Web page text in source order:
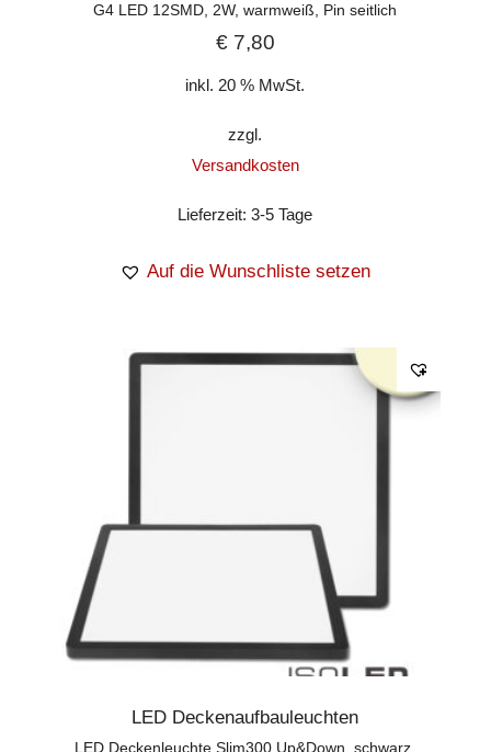
G4 LED 12SMD, 2W, warmweiß, Pin seitlich
€7,80
inkl. 20 % MwSt.
zzgl.
Versandkosten
Lieferzeit:3-5 Tage
Auf die Wunschliste setzen
LED Deckenaufbauleuchten
LED Deckenleuchte Slim300 Up&Down, schwarz,